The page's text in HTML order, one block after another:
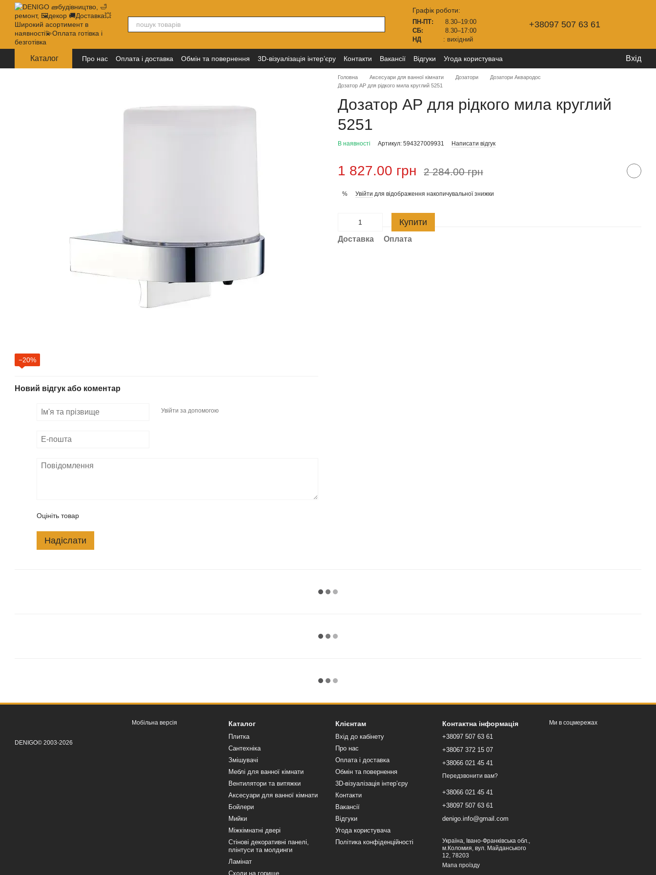
Перейти до основного контенту Графік роботи:
ПН-ПТ:
8.30–19:00
СБ:
8.30–17:00
НД
: вихідний
+38097 507 63 61
Каталог Про нас Оплата і доставка Обмін та повернення 3D-візуалізація інтер’єру Контакти Вакансії Відгуки
Угода користувача
Політика конфіденційності
Вхід
−20%
Новий відгук або коментар
Увійти за допомогою
Оцініть товар
Надіслати
Головна Аксесуари для ванної кімнати Дозатори
Дозатори Аквародос
Дозатор АР для рідкого мила круглий 5251
Дозатор АР для рідкого мила круглий
5251
В наявності Артикул: 594327009931 Написати відгук
1 827.00 грн 2 284.00 грн
% Увійти для відображення накопичувальної знижки
Купити
Доставка Оплата
DENIGO© 2003-2026
Мобільна версія Каталог
Плитка
Сантехніка
Змішувачі
Меблі для ванної кімнати
Вентилятори та витяжки
Аксесуари для ванної кімнати
Бойлери
Мийки
Міжкімнатні двері
Стінові декоративні панелі,
плінтуси та молдинги
Ламінат
Сходи на горище
Клієнтам
Вхід до кабінету
Про нас
Оплата і доставка
Обмін та повернення
3D-візуалізація інтер’єру
Контакти
Вакансії
Відгуки
Угода користувача
Політика конфіденційності
Контактна інформація
+38097 507 63 61
+38067 372 15 07
+38066 021 45 41
Передзвонити вам?
+38066 021 45 41
+38097 507 63 61
denigo.info@gmail.com
Україна, Івано-Франківська обл.,
м.Коломия, вул. Майданського
12, 78203
Мапа проїзду
Ми в соцмережах